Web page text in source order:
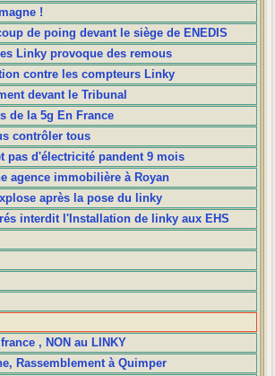
!
de poing devant le siège de ENEDIS
Linky provoque des remous
contre les compteurs Linky
devant le Tribunal
de la 5g En France
contrôler tous
pas d'électricité pandent 9 mois
agence immobilière à Royan
après la pose du linky
interdit l'Installation de linky aux EHS
, NON au LINKY
Rassemblement à Quimper